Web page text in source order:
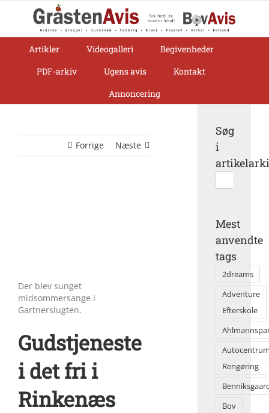
Artikler
Videogalleri
Begivenheder
PDF-arkiv
Ugens avis
Kontakt
Annoncering
Forrige Næste
Der blev sunget
midsommersange i
Gartnerslugten.
Gudstjeneste
i det fri i
Rinkenæs
Søg
i
efter:
Mest
anvendte
tags
2dreams
Adventure
Efterskole
Rengøring
Bov